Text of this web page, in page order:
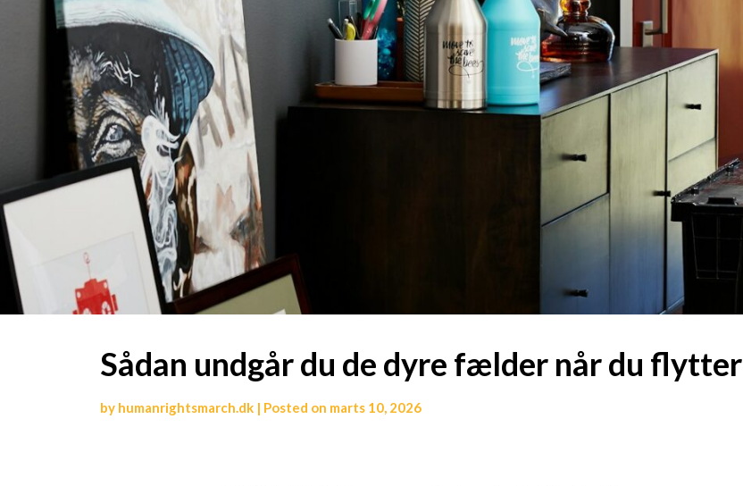
Sådan undgår du de dyre fælder når du flytter
by humanrightsmarch.dk | Posted on marts 10, 2026